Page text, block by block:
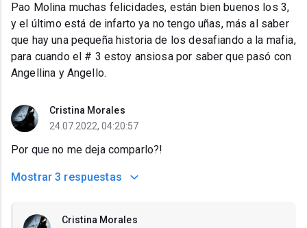
Pao Molina muchas felicidades, están bien buenos los 3,
y el último está de infarto ya no tengo uñas, más al saber
que hay una pequeña historia de los desafiando a la mafia,
para cuando el # 3 estoy ansiosa por saber que pasó con
Angellina y Angello.
Cristina Morales
24.07.2022, 04:20:57
Por que no me deja comparlo?!
Mostrar 3 respuestas
Cristina Morales